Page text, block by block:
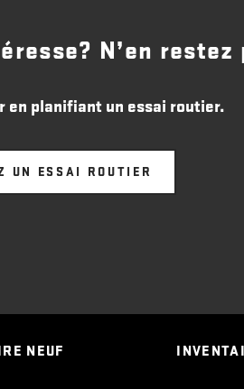
N’en restez
en planifiant un essai routier.
UN ESSAI ROUTIER
NEUF